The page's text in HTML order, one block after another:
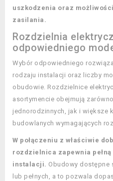
uszkodzenia oraz
zasilania.
Rozdzielnia
odpowiedniego
Wybór odpowiedniego
rodzaju instalacji oraz liczby
obudowie. Rozdzielnice
asortymencie obejmują
jednorodzinnych, jak i większe
budowlanych wymagających
W połączeniu z właściwie
rozdzielnica zapewnia
instalacji. Obudowy dostępne
lub pełnych, a to pozwala